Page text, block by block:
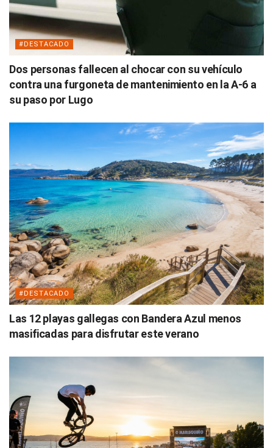
#DESTACADO
Dos personas fallecen al chocar con su vehículo
contra una furgoneta de mantenimiento en la A-6 a
su paso por Lugo
#DESTACADO
Las 12 playas gallegas con Bandera Azul menos
masificadas para disfrutar este verano